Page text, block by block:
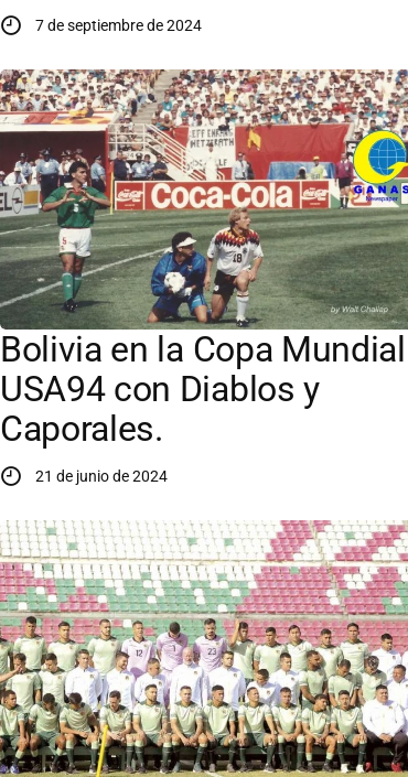
7 de septiembre de 2024
Bolivia en la Copa Mundial
USA94 con Diablos y
Caporales.
21 de junio de 2024